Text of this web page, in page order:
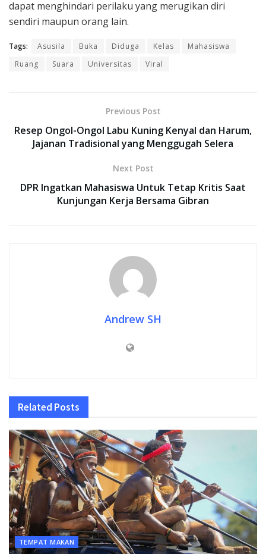
dapat menghindari perilaku yang merugikan diri
sendiri maupun orang lain.
Tags: Asusila Buka Diduga Kelas
Mahasiswa
Ruang
Suara Universitas Viral
Previous Post
Resep Ongol-Ongol Labu Kuning Kenyal dan Harum,
Jajanan Tradisional yang Menggugah Selera
Next Post
DPR Ingatkan Mahasiswa Untuk Tetap Kritis Saat
Kunjungan Kerja Bersama Gibran
Andrew SH
Related Posts
TEMPAT MAKAN